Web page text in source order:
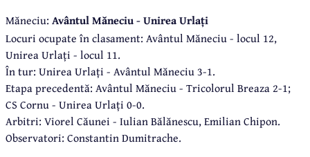
Măneciu: Avântul Măneciu - Unirea Urlați
Locuri ocupate în clasament: Avântul Măneciu - locul 12,
Unirea Urlați - locul 11.
În tur: Unirea Urlați - Avântul Măneciu 3-1.
Etapa precedentă: Avântul Măneciu - Tricolorul Breaza 2-1;
CS Cornu - Unirea Urlați 0-0.
Arbitri: Viorel Căunei - Iulian Bălănescu, Emilian Chipon.
Observatori: Constantin Dumitrache.